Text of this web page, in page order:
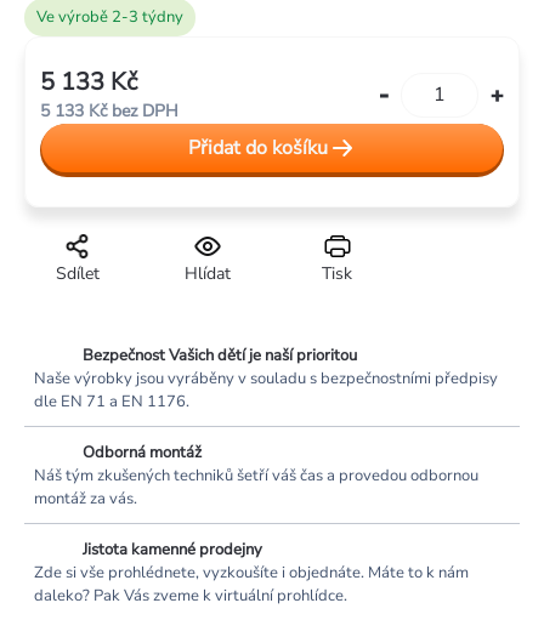
5
hvězdiček.
Ve výrobě 2-3 týdny
Tisk
Hlídat
Sdílet
5 133 Kč
5 133 Kč bez DPH
cena:
Přidat do košíku
Bezpečnost Vašich dětí je naší prioritou
Naše výrobky jsou vyráběny v souladu s bezpečnostními předpisy
dle EN 71 a EN 1176.
Odborná montáž
Náš tým zkušených techniků šetří váš čas a provedou odbornou
montáž za vás.
Jistota kamenné prodejny
Zde si vše prohlédnete, vyzkoušíte i objednáte. Máte to k nám
daleko? Pak Vás zveme k virtuální prohlídce.